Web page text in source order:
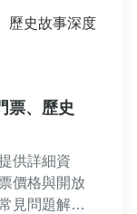
票、歷史
供詳細資
價格與開放
見問題解